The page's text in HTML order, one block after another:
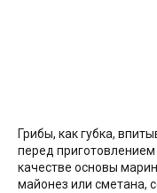
Грибы, как губка,
перед
качестве основы
майонез или сметана,